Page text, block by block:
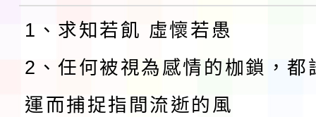
1、求知若飢 虛懷若愚
2、任何被視為感情的枷鎖，都
運而捕捉指間流逝的風